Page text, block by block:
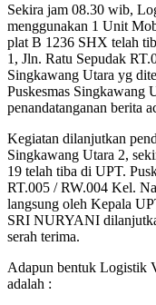
Sekira jam 08.30 wib,
menggunakan 1 Unit
plat B 1236 SHX telah
1, Jln. Ratu Sepudak
Singkawang Utara yg
Puskesmas Singkawang
penandatanganan berita
Kegiatan dilanjutkan
Singkawang Utara 2,
19 telah tiba di UPT.
RT.005 / RW.004 Kel.
langsung oleh Kepala
SRI NURYANI
serah terima.
Adapun bentuk Logistik
adalah :